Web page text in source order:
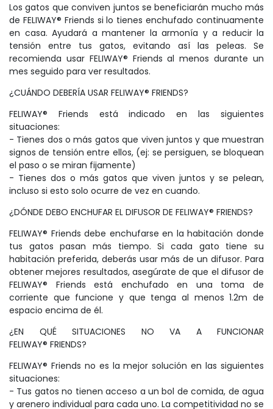
Los gatos que conviven juntos se beneficiarán mucho más
de FELIWAY® Friends si lo tienes enchufado continuamente
en casa. Ayudará a mantener la armonía y a reducir la
tensión entre tus gatos, evitando así las peleas. Se
recomienda usar FELIWAY® Friends al menos durante un
mes seguido para ver resultados.
¿CUÁNDO DEBERÍA USAR FELIWAY® FRIENDS?
FELIWAY® Friends está indicado en las siguientes
situaciones:
- Tienes dos o más gatos que viven juntos y que muestran
signos de tensión entre ellos, (ej: se persiguen, se bloquean
el paso o se miran fijamente)
- Tienes dos o más gatos que viven juntos y se pelean,
incluso si esto solo ocurre de vez en cuando.
¿DÓNDE DEBO ENCHUFAR EL DIFUSOR DE FELIWAY® FRIENDS?
FELIWAY® Friends debe enchufarse en la habitación donde
tus gatos pasan más tiempo. Si cada gato tiene su
habitación preferida, deberás usar más de un difusor. Para
obtener mejores resultados, asegúrate de que el difusor de
FELIWAY® Friends está enchufado en una toma de
corriente que funcione y que tenga al menos 1.2m de
espacio encima de él.
¿EN QUÉ SITUACIONES NO VA A FUNCIONAR
FELIWAY® FRIENDS?
FELIWAY® Friends no es la mejor solución en las siguientes
situaciones:
- Tus gatos no tienen acceso a un bol de comida, de agua
y arenero individual para cada uno. La competitividad no se